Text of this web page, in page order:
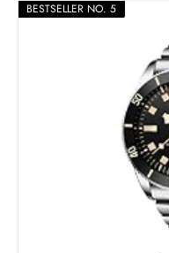
BESTSELLER NO. 5